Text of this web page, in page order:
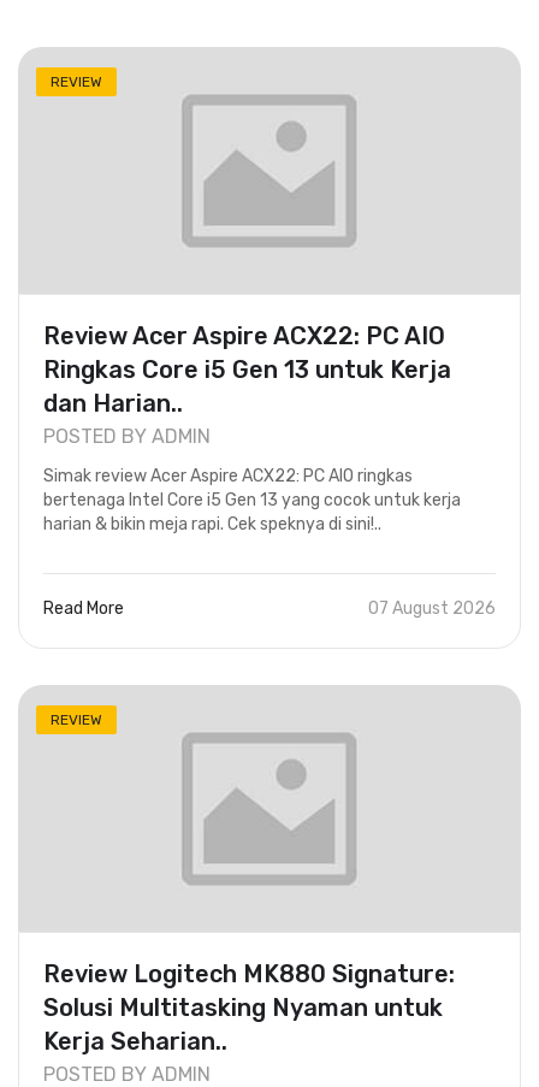
REVIEW
Review Acer Aspire ACX22: PC AIO
Ringkas Core i5 Gen 13 untuk Kerja
dan Harian..
POSTED BY ADMIN
Simak review Acer Aspire ACX22: PC AIO ringkas
bertenaga Intel Core i5 Gen 13 yang cocok untuk kerja
harian & bikin meja rapi. Cek speknya di sini!..
Read More 07 August 2026
REVIEW
Review Logitech MK880 Signature:
Solusi Multitasking Nyaman untuk
Kerja Seharian..
POSTED BY ADMIN